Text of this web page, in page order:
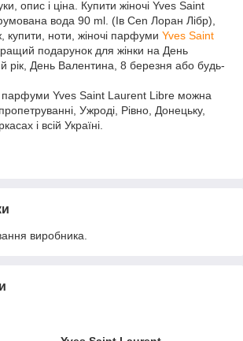
опис і ціна. Купити жіночі Yves Saint
вода 90 ml. (Ів Cen Лоран Лібр),
купити, ноти, жіночі парфуми Yves Saint
подарунок для жінки на День
рік, День Валентина, 8 березня або будь-
парфуми Yves Saint Laurent Libre можна
Ужроді, Рівно, Донецьку,
і всій Україні.
виробника.